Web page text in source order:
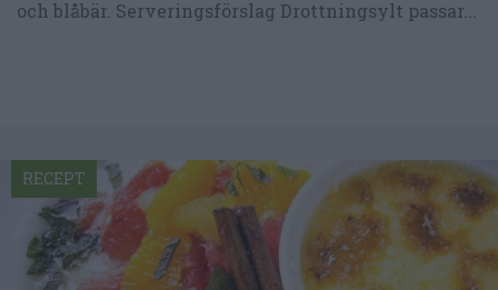
och blåbär. Serveringsförslag Drottningsylt passar...
RECEPT